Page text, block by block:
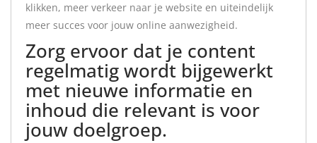
klikken, meer verkeer naar je website en uiteindelijk
meer succes voor jouw online aanwezigheid.
Zorg ervoor dat je content
regelmatig wordt bijgewerkt
met nieuwe informatie en
inhoud die relevant is voor
jouw doelgroep.